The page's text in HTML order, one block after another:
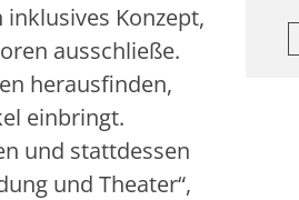
Konzept,
ausschließe.
herausfinden,
einbringt.
und stattdessen
und Theater“,